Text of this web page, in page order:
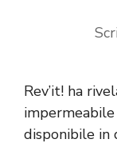
Rev’it! ha
disponibile in